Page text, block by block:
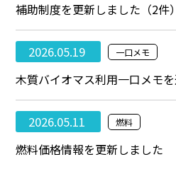
補助制度を更新しました（2件）
2026.05.19 一口メモ
木質バイオマス利用一口メモ
2026.05.11 燃料
燃料価格情報を更新しました